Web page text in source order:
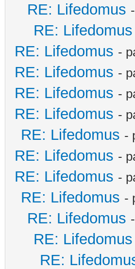
RE: Lifedomus
RE: Lifedomus
RE: Lifedomus -
RE: Lifedomus -
RE: Lifedomus -
RE: Lifedomus -
RE: Lifedomus -
RE: Lifedomus -
RE: Lifedomus -
RE: Lifedomus -
RE: Lifedomus
RE: Lifedomus
RE: